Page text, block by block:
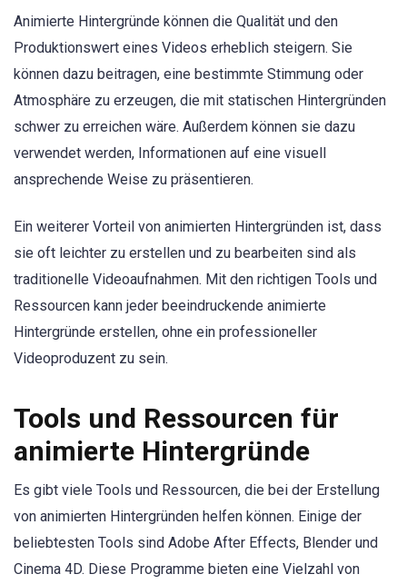
Animierte Hintergründe können die Qualität und den
Produktionswert eines Videos erheblich steigern. Sie
können dazu beitragen, eine bestimmte Stimmung oder
Atmosphäre zu erzeugen, die mit statischen Hintergründen
schwer zu erreichen wäre. Außerdem können sie dazu
verwendet werden, Informationen auf eine visuell
ansprechende Weise zu präsentieren.
Ein weiterer Vorteil von animierten Hintergründen ist, dass
sie oft leichter zu erstellen und zu bearbeiten sind als
traditionelle Videoaufnahmen. Mit den richtigen Tools und
Ressourcen kann jeder beeindruckende animierte
Hintergründe erstellen, ohne ein professioneller
Videoproduzent zu sein.
Tools und Ressourcen für
animierte Hintergründe
Es gibt viele Tools und Ressourcen, die bei der Erstellung
von animierten Hintergründen helfen können. Einige der
beliebtesten Tools sind Adobe After Effects, Blender und
Cinema 4D. Diese Programme bieten eine Vielzahl von